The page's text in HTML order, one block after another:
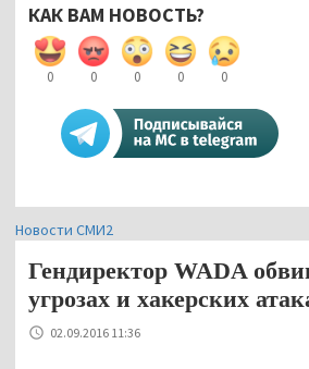
КАК ВАМ НОВОСТЬ?
0 0 0 0 0
Новости СМИ2
Гендиректор WADA
угрозах и хакерских
02.09.2016 11:36